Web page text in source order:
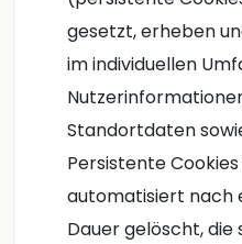
gesetzt, erheben
im individuellen
Standortdaten
Persistente
automatisiert nach
Dauer gelöscht, die